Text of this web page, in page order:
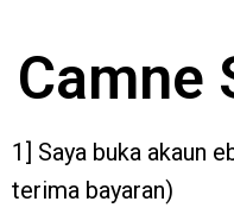
Camne
1] Saya buka akaun
terima bayaran)